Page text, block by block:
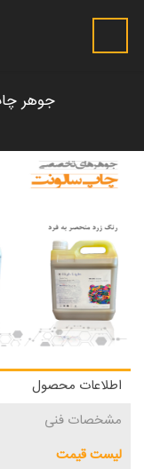
جوهر
اطلاعات محصول
مشخصات فنی
لیست قیمت